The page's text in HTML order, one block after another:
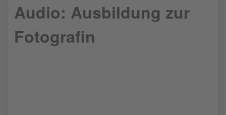
Audio: Ausbildung zur
Fotografin